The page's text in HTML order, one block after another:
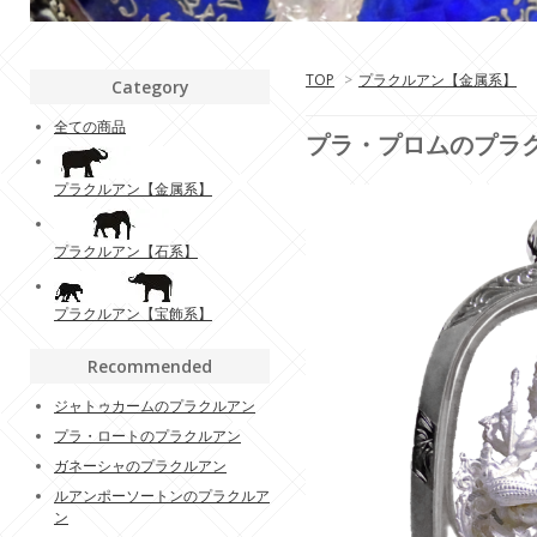
TOP > プラクルアン【金属系】
プラ・プロムのプラ
Category
全ての商品
プラクルアン【金属系】
プラクルアン【石系】
プラクルアン【宝飾系】
Recommended
ジャトゥカームのプラクルアン
プラ・ロートのプラクルアン
ガネーシャのプラクルアン
ルアンポーソートンのプラクルア
ン